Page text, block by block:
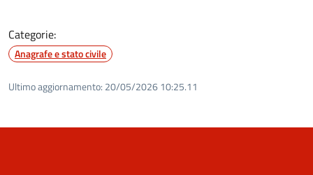
Categorie:
Anagrafe e stato civile
Ultimo aggiornamento: 20/05/2026 10:25.11